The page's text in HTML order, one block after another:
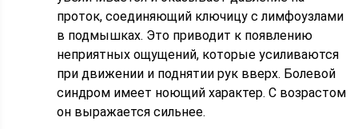
проток, соединяющий ключицу с лимфоузлами
в подмышках. Это приводит к появлению
неприятных ощущений, которые усиливаются
при движении и поднятии рук вверх. Болевой
синдром имеет ноющий характер. С возрастом
он выражается сильнее.